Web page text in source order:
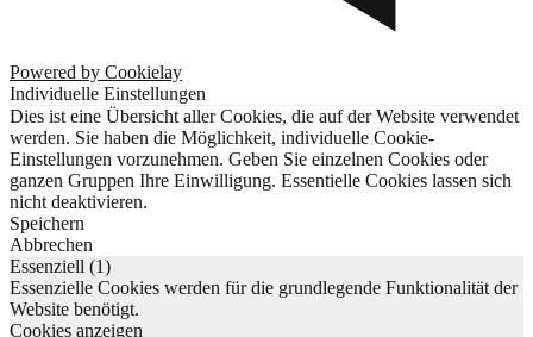
Powered by Cookielay
Individuelle Einstellungen
Dies ist eine Übersicht aller Cookies, die auf der Website verwendet
werden. Sie haben die Möglichkeit, individuelle Cookie-
Einstellungen vorzunehmen. Geben Sie einzelnen Cookies oder
ganzen Gruppen Ihre Einwilligung. Essentielle Cookies lassen sich
nicht deaktivieren.
Speichern
Abbrechen
Essenziell (1)
Essenzielle Cookies werden für die grundlegende Funktionalität der
Website benötigt.
Cookies anzeigen